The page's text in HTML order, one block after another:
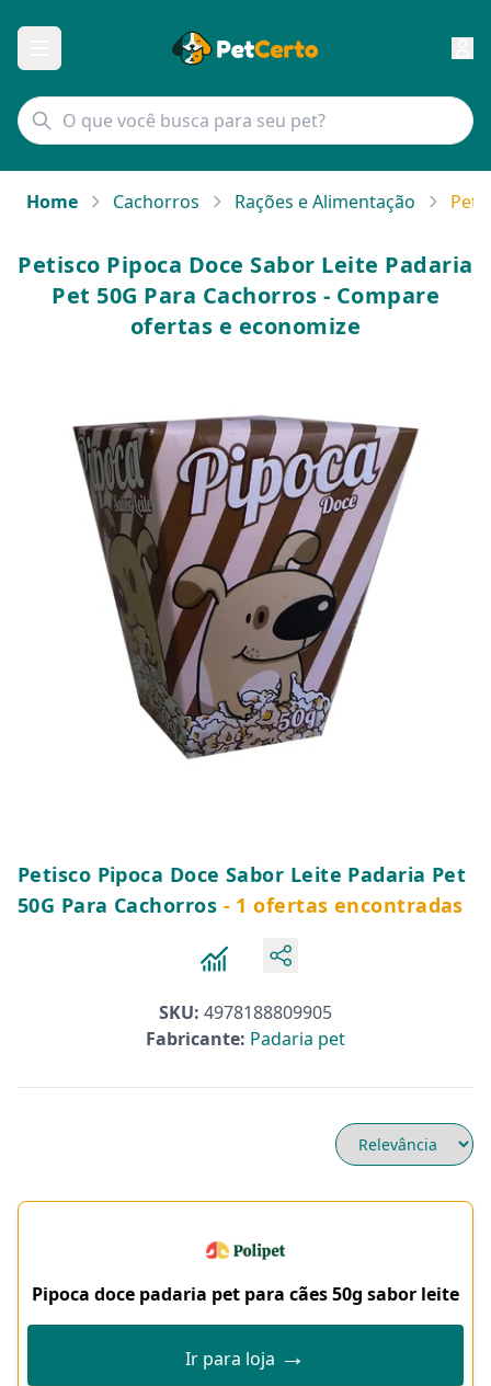
Home Cachorros Rações e Alimentação
Petisco Pipoca Doce Sabor Leite Padaria
Pet 50G Para Cachorros - Compare
ofertas e economize
Petisco Pipoca Doce Sabor Leite Padaria Pet
50G Para Cachorros - 1 ofertas encontradas
SKU: 4978188809905
Fabricante: Padaria pet
Pipoca doce padaria pet para cães 50g sabor leite
Ir para loja →